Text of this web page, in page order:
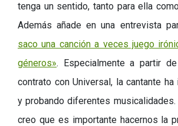
tenga un sentido, tanto para ella
Además añade en una entrevista
saco una canción a veces juego
géneros». Especialmente a partir
contrato con Universal, la cantante
y probando diferentes
creo que es importante hacernos la